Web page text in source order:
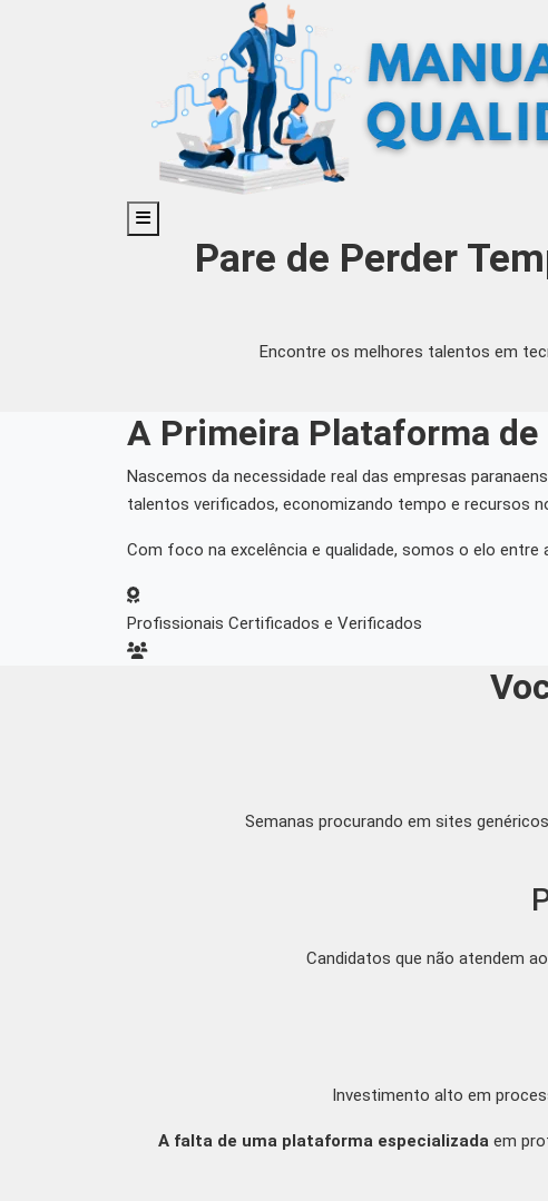
Pare de Perder
Encontre os melhores talentos em
A Primeira Plataforma
Nascemos da necessidade real das empresas
talentos verificados, economizando tempo e recursos
Com foco na excelência e qualidade, somos o elo
Profissionais Certificados e Verificados
Semanas procurando em sites
Candidatos que não atendem
Investimento alto em
A falta de uma plataforma especializada em